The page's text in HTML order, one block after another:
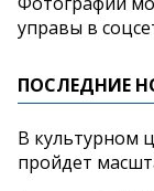
управы в
ПОСЛЕДНИЕ
В культурном
пройдет